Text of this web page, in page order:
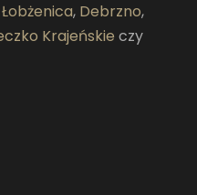
Łobżenica, Debrzno,
Krajeńskie czy